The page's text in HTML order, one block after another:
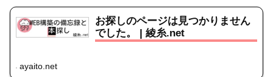
お探しのページは見つかりません
でした。 | 綾糸.net
ayaito.net